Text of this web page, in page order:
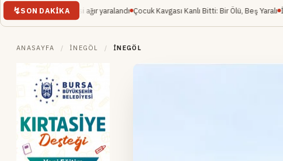
SON DAKIKA
ağır yaralandı Çocuk Kavgası Kanlı Bitti: Bir Ölü, Beş Yaralı İnegöl Millet
ANASAYFA / İNEGÖL / İNEGÖL